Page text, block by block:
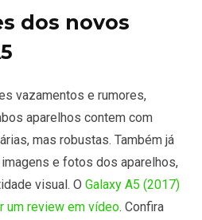
dos novos
vazamentos e rumores,
aparelhos contem com
mas robustas. Também já
e fotos dos aparelhos,
visual. O Galaxy A5 (2017)
um review em vídeo. Confira